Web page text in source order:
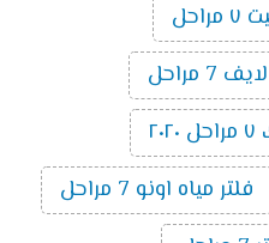
مراحل
فلتر مياه اونو 7 مراحل